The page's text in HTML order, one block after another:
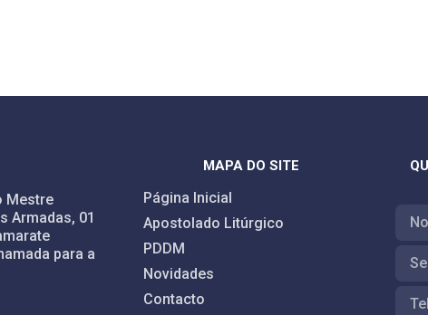
Mestre
Armadas, 01
para a
MAPA DO SITE
Página Inicial
Apostolado Litúrgico
PDDM
Novidades
Contacto